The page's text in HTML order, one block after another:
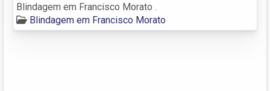
Blindagem em Francisco Morato .
Blindagem em Francisco Morato